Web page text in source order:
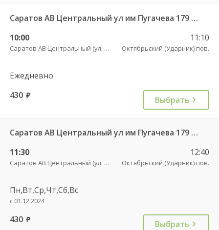
Саратов АВ Центральный ул им Пугачева 179 А — Балашов (Привокзальная площадь 7) 603-1
10:00
Саратов АВ Центральный (ул. им. Пугачева, 179 А)
11:10
Октябрьский (Ударник) пов.
Ежедневно
430 руб. Выбрать
Саратов АВ Центральный ул им Пугачева 179 А — Балашов (Привокзальная площадь 7) 603-1
11:30
Саратов АВ Центральный (ул. им. Пугачева, 179 А)
12:40
Октябрьский (Ударник) пов.
Пн,Вт,Ср,Чт,Сб,Вс
с 01.12.2024
430 руб. Выбрать